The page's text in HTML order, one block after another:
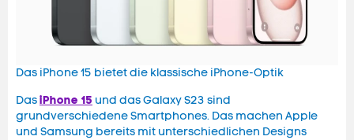
Das iPhone 15 bietet die klassische iPhone-Optik
DasiPhone 15 und das Galaxy S23 sind
grundverschiedene Smartphones. Das machen Apple
und Samsung bereits mit unterschiedlichen Designs